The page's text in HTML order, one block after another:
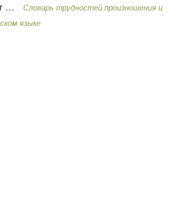
…
Словарь трудностей произношения и
языке